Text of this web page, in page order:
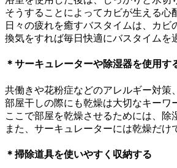
そうすることによってカビが生える心
日々の疲れを癒すバスタイムは、カビ
換気をすれば毎日快適にバスタイムを
＊サーキュレーターや除湿器を使用す
共働きや花粉症などのアレルギー対策
部屋干しの際にも乾燥は大切なキーワ
ここで部屋を乾燥させるためには、除
また、サーキュレーターには乾燥だけ
＊掃除道具を使いやすく収納する